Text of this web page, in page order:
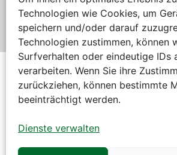
Technologien wie Cookies, um
speichern und/oder darauf
Technologien zustimmen, können
Surfverhalten oder eindeutige IDs
verarbeiten. Wenn Sie ihre
zurückziehen, können bestimmte
beeinträchtigt werden.
Dienste verwalten
Bei diesem Webshop handelt es
A. Rauch GmbH – Ihr Experte aus
Sämtliche Angebote der A. Rauch
der Schweiz (weitere Länder auf Anfrage).
Alle Preisangaben zzgl. MwSt. und zzgl.